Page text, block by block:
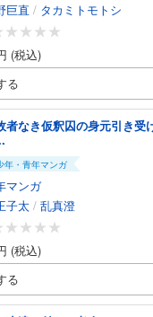
巨直 / タカミトモトシ
(税込)
る
者なき仮釈囚の身元引き受
年・青年マンガ
マンガ
子太 / 乱真澄
(税込)
る